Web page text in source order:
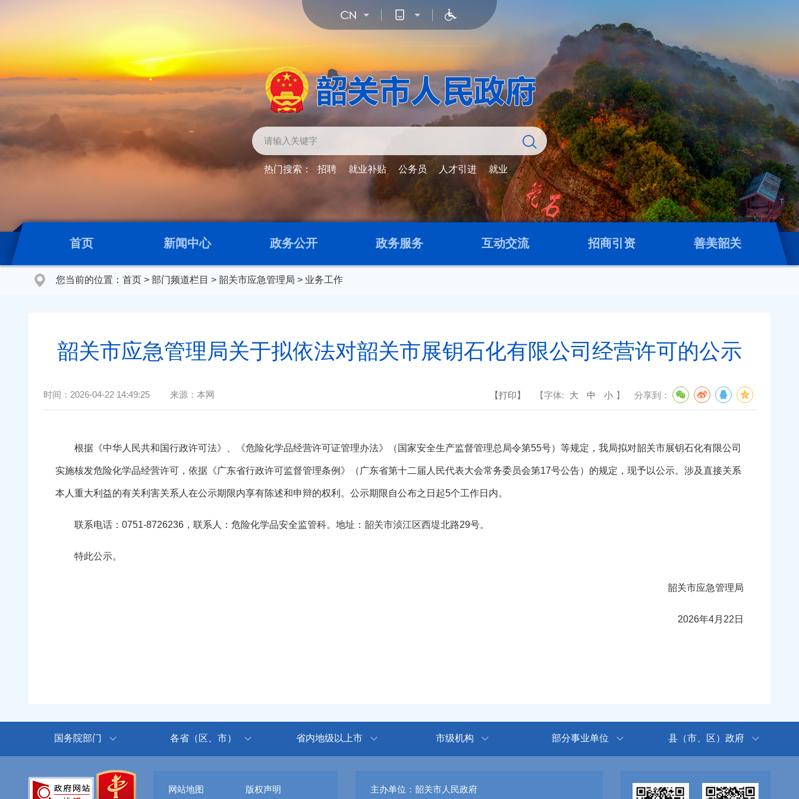
热门搜索： 招聘 就业补贴 公务员 人才引进 就业
首页 新闻中心 政务公开 政务服务 互动交流 招商引资 善美韶关
您当前的位置： 首页 > 部门频道栏目 > 韶关市应急管理局 > 业务工作
韶关市应急管理局关于拟依法对韶关市展钥石化有限公司经营许可的公示
时间： 2026-04-22 14:49:25 来源： 本网 【打印】 【字体: 大 中 小 】 分享到：
根据《中华人民共和国行政许可法》、《危险化学品经营许可证管理办法》（国家安全生产监督管理总局令第55号）等规定，我局拟对韶关市展钥石化有限公司
实施核发危险化学品经营许可，依据《广东省行政许可监督管理条例》（广东省第十二届人民代表大会常务委员会第17号公告）的规定，现予以公示。涉及直接关系
本人重大利益的有关利害关系人在公示期限内享有陈述和申辩的权利。公示期限自公布之日起5个工作日内。
联系电话：0751-8726236，联系人：危险化学品安全监管科。地址：韶关市浈江区西堤北路29号。
特此公示。
韶关市应急管理局
2026年4月22日
国务院部门 各省（区、市） 省内地级以上市 市级机构 部分事业单位 县（市、区）政府
网站地图 版权声明 主办单位：韶关市人民政府